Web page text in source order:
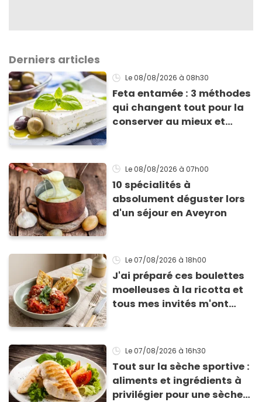
Derniers articles
Le 08/08/2026 à 08h30
Feta entamée : 3 méthodes
qui changent tout pour la
conserver au mieux et
Le 08/08/2026 à 07h00
10 spécialités à
absolument déguster lors
d'un séjour en Aveyron
Le 07/08/2026 à 18h00
J'ai préparé ces boulettes
moelleuses à la ricotta et
tous mes invités m'ont
Le 07/08/2026 à 16h30
Tout sur la sèche sportive :
aliments et ingrédients à
privilégier pour une sèche